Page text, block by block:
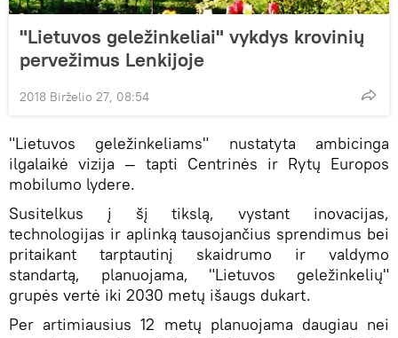
"Lietuvos geležinkeliai" vykdys krovinių
pervežimus Lenkijoje
2018 Birželio 27, 08:54
"Lietuvos geležinkeliams" nustatyta ambicinga
ilgalaikė vizija — tapti Centrinės ir Rytų Europos
mobilumo lydere.
Susitelkus į šį tikslą, vystant inovacijas,
technologijas ir aplinką tausojančius sprendimus bei
pritaikant tarptautinį skaidrumo ir valdymo
standartą, planuojama, "Lietuvos geležinkelių"
grupės vertė iki 2030 metų išaugs dukart.
Per artimiausius 12 metų planuojama daugiau nei